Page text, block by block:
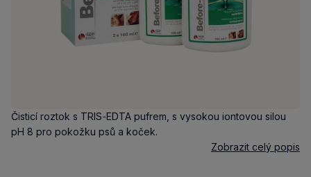
Čisticí roztok s TRIS-EDTA pufrem, s vysokou iontovou silou
pH 8 pro pokožku psů a koček.
Zobrazit celý popis